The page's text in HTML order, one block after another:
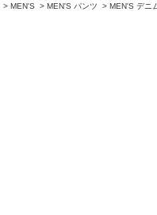
>MEN'S >MEN'S パンツ >MEN'S デニ